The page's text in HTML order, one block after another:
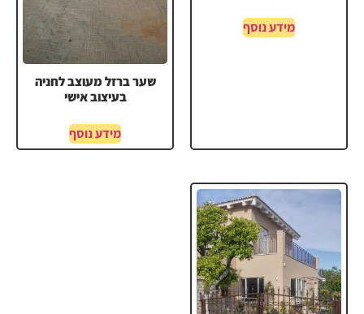
מידע נוסף
שער ברזל מעוצב לחניה
בעיצוב אישי
מידע נוסף